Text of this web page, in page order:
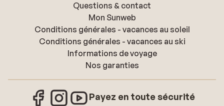
Questions & contact
Mon Sunweb
Conditions générales - vacances au soleil
Conditions générales - vacances au ski
Informations de voyage
Nos garanties
Payez en toute sécurité